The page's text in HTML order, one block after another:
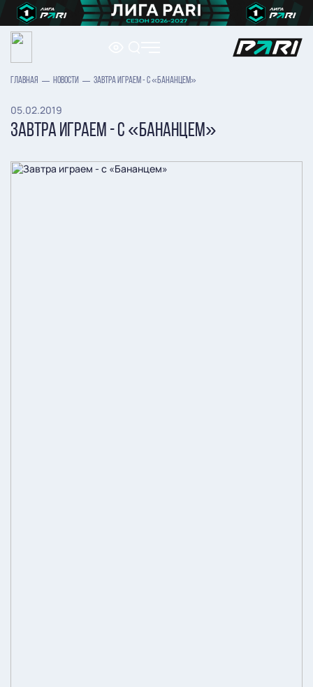
ГЛАВНАЯ НОВОСТИ ЗАВТРА ИГРАЕМ - С «БАНАНЦЕМ»
05.02.2019
ЗАВТРА ИГРАЕМ - С «БАНАНЦЕМ»